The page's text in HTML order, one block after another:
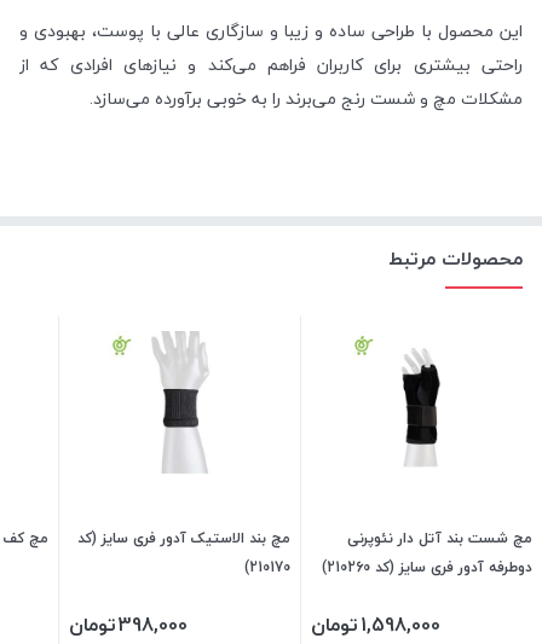
این محصول با طراحی ساده و زیبا و سازگاری عالی با پوست، بهبودی و
راحتی بیشتری برای کاربران فراهم می‌کند و نیازهای افرادی که از
مشکلات مچ و شست رنج می‌برند را به خوبی برآورده می‌سازد.
محصولات مرتبط
مچ شست بند آتل دار نئوپرنی
دوطرفه آدور فری سایز (کد 210260)
1,598,000تومان
مچ بند الاستیک آدور فری سایز (کد
210170)
398,000تومان
مچ کف